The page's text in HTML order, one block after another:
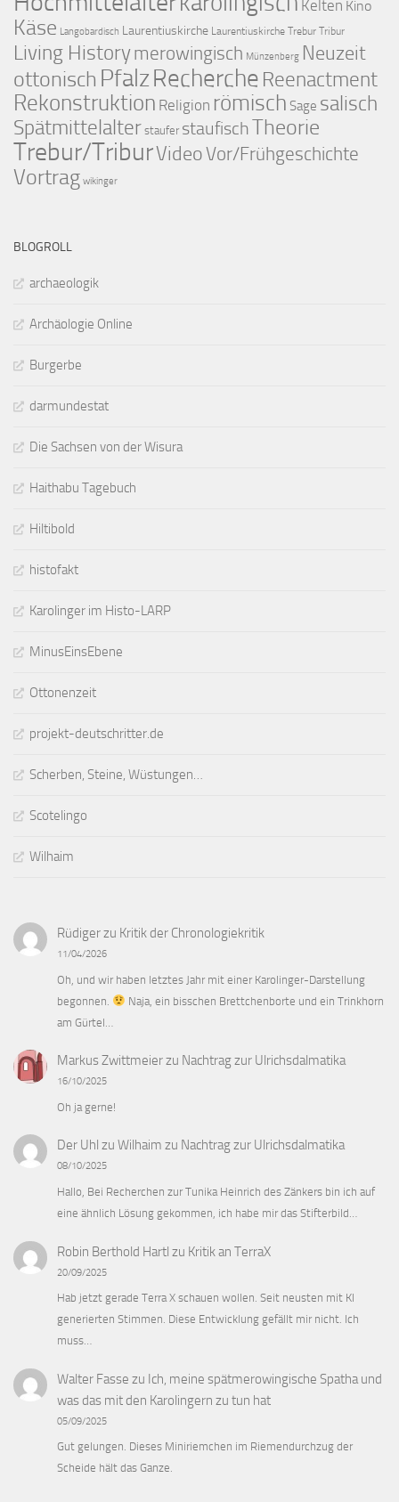
Kelten Kino
Käse Langobardisch Laurentiuskirche Laurentiuskirche Trebur Tribur
Living Historymerowingisch Münzenberg Neuzeit
ottonisch PfalzRecherche Reenactment
Rekonstruktion Religion römisch Sage salisch
Spätmittelalter staufer staufischTheorie
Trebur/TriburVideoVor/Frühgeschichte
Vortrag wikinger
BLOGROLL
archaeologik
Archäologie Online
Burgerbe
darmundestat
Die Sachsen von der Wisura
Haithabu Tagebuch
Hiltibold
histofakt
Karolinger im Histo-LARP
MinusEinsEbene
Ottonenzeit
projekt-deutschritter.de
Scherben, Steine, Wüstungen…
Scotelingo
Wilhaim
Rüdigerzu Kritik der Chronologiekritik
11/04/2026
Oh, und wir haben letztes Jahr mit einer Karolinger-Darstellung
begonnen.
Naja, ein bisschen Brettchenborte und ein Trinkhorn
am Gürtel…
Markus Zwittmeierzu Nachtrag zur Ulrichsdalmatika
16/10/2025
Oh ja gerne!
Der Uhl zu Wilhaim zu Nachtrag zur Ulrichsdalmatika
08/10/2025
Hallo, Bei Recherchen zur Tunika Heinrich des Zänkers bin ich auf
eine ähnlich Lösung gekommen, ich habe mir das Stifterbild…
Robin Berthold Hartl zu Kritik an TerraX
20/09/2025
Hab jetzt gerade Terra X schauen wollen. Seit neusten mit KI
generierten Stimmen. Diese Entwicklung gefällt mir nicht. Ich
muss…
Walter Fasse zu Ich, meine spätmerowingische Spatha und
was das mit den Karolingern zu tun hat
05/09/2025
Gut gelungen. Dieses Miniriemchen im Riemendurchzug der
Scheide hält das Ganze.